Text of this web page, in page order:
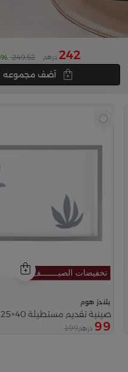
242 درهم 249.52
3%
بلندز هوم
صينية تقديم مستطيلة 40×25 سم أبيض بإطار رمادي خشبية بطباعة أوراق نباتية من فيولا
99 درهم199